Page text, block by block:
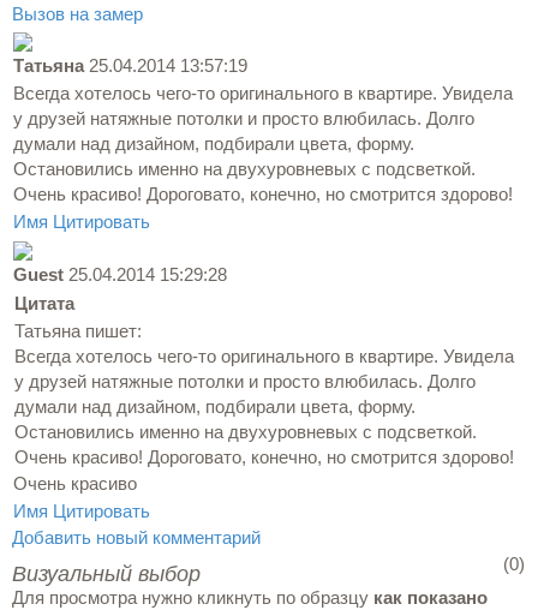
Вызов на замер
Татьяна 25.04.2014 13:57:19
Всегда хотелось чего-то оригинального в квартире. Увидела
у друзей натяжные потолки и просто влюбилась. Долго
думали над дизайном, подбирали цвета, форму.
Остановились именно на двухуровневых с подсветкой.
Очень красиво! Дороговато, конечно, но смотрится здорово!
Имя Цитировать
Guest 25.04.2014 15:29:28
Цитата
Татьяна пишет:
Всегда хотелось чего-то оригинального в квартире. Увидела
у друзей натяжные потолки и просто влюбилась. Долго
думали над дизайном, подбирали цвета, форму.
Остановились именно на двухуровневых с подсветкой.
Очень красиво! Дороговато, конечно, но смотрится здорово!
Очень красиво
Имя Цитировать
Добавить новый комментарий
(0)
Визуальный выбор
Для просмотра нужно кликнуть по образцу как показано